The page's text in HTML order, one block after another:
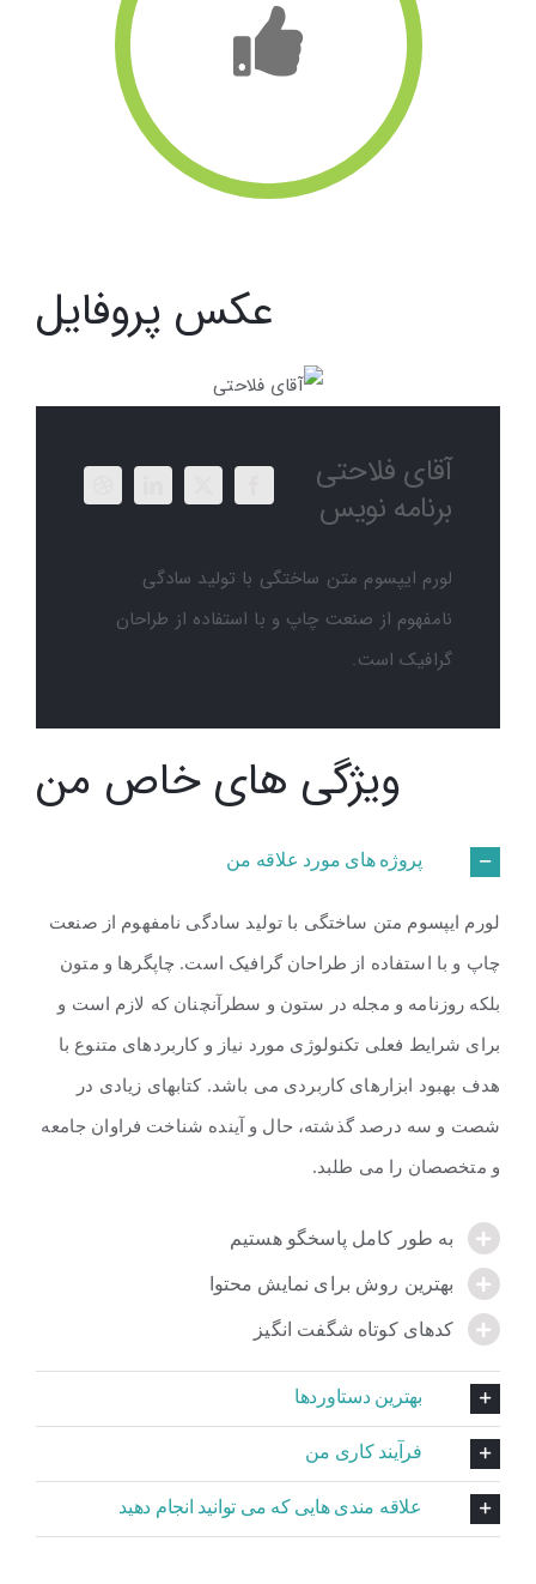
عکس پروفایل
آقای فلاحتی
برنامه نویس
لورم ایپسوم متن ساختگی با تولید سادگی
نامفهوم از صنعت چاپ و با استفاده از طراحان
گرافیک است.
ویژگی های خاص من
پروژه های مورد علاقه من
لورم ایپسوم متن ساختگی با تولید سادگی نامفهوم از صنعت
چاپ و با استفاده از طراحان گرافیک است. چاپگرها و متون
بلکه روزنامه و مجله در ستون و سطرآنچنان که لازم است و
برای شرایط فعلی تکنولوژی مورد نیاز و کاربردهای متنوع با
هدف بهبود ابزارهای کاربردی می باشد. کتابهای زیادی در
شصت و سه درصد گذشته، حال و آینده شناخت فراوان جامعه
و متخصصان را می طلبد.
به طور کامل پاسخگو هستیم
بهترین روش برای نمایش محتوا
کدهای کوتاه شگفت انگیز
بهترین دستاوردها
فرآیند کاری من
علاقه مندی هایی که می توانید انجام دهید